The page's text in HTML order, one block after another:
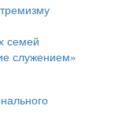
семей
служением»